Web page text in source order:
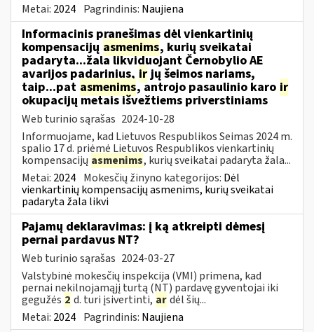
Metai: 2024 Pagrindinis: Naujiena
Informacinis pranešimas dėl vienkartinių
kompensacijų asmenims, kurių sveikatai
padaryta...žala likviduojant Černobylio AE
avarijos padarinius, irjų šeimos nariams,
taip...pat asmenims, antrojo pasaulinio karo ir
okupacijų metais išvežtiems priverstiniams
Web turinio sąrašas 2024-10-28
Informuojame, kad Lietuvos Respublikos Seimas 2024 m.
spalio 17 d. priėmė Lietuvos Respublikos vienkartinių
kompensacijų asmenims, kurių sveikatai padaryta žala...
Metai: 2024 Mokesčių žinyno kategorijos: Dėl
vienkartinių kompensacijų asmenims, kurių sveikatai
padaryta žala likvi
Pajamų deklaravimas: į ką atkreipti dėmesį
pernai pardavus NT?
Web turinio sąrašas 2024-03-27
Valstybinė mokesčių inspekcija (VMI) primena, kad
pernai nekilnojamąjį turtą (NT) pardavę gyventojai iki
gegužės 2 d. turi įsivertinti, ardėl šių...
Metai: 2024 Pagrindinis: Naujiena